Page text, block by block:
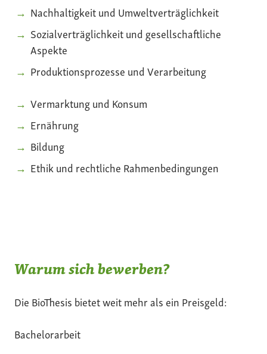
Nachhaltigkeit und Umweltverträglichkeit
Sozialverträglichkeit und gesellschaftliche
Aspekte
Produktionsprozesse und Verarbeitung
Vermarktung und Konsum
Ernährung
Bildung
Ethik und rechtliche Rahmenbedingungen
Warum sich bewerben?
Die BioThesis bietet weit mehr als ein Preisgeld:
Bachelorarbeit